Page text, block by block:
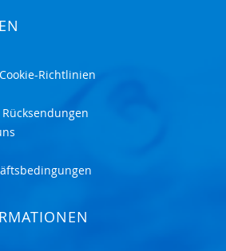
Richtlinien